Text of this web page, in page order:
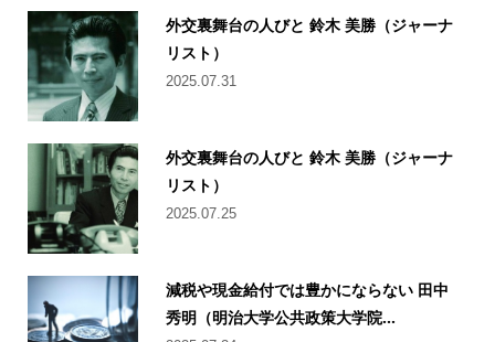
外交裏舞台の人びと 鈴木 美勝（ジャーナ
リスト）
2025.07.31
外交裏舞台の人びと 鈴木 美勝（ジャーナ
リスト）
2025.07.25
減税や現金給付では豊かにならない 田中
秀明（明治大学公共政策大学院...